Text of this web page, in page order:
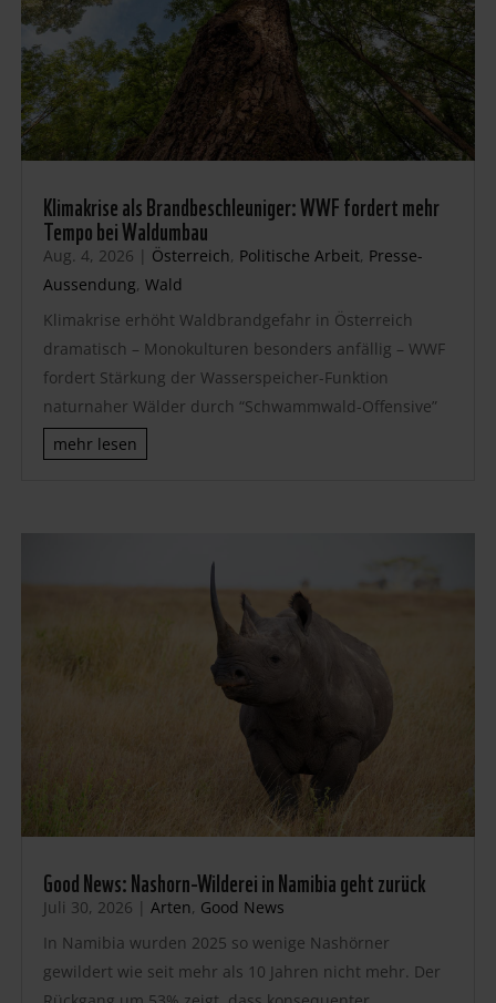
Klimakrise als Brandbeschleuniger: WWF fordert mehr
Tempo bei Waldumbau
Aug. 4, 2026 | Österreich, Politische Arbeit, Presse-
Aussendung, Wald
Klimakrise erhöht Waldbrandgefahr in Österreich
dramatisch – Monokulturen besonders anfällig – WWF
fordert Stärkung der Wasserspeicher-Funktion
naturnaher Wälder durch “Schwammwald-Offensive”
mehr lesen
Good News: Nashorn-Wilderei in Namibia geht zurück
Juli 30, 2026 | Arten, Good News
In Namibia wurden 2025 so wenige Nashörner
gewildert wie seit mehr als 10 Jahren nicht mehr. Der